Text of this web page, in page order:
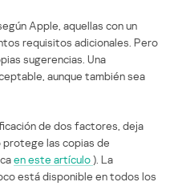
Apple, aquellas con un
requisitos adicionales. Pero
sugerencias. Una
aunque también sea
de dos factores, deja
protege las copias de
en este artículo). La
está disponible en todos los